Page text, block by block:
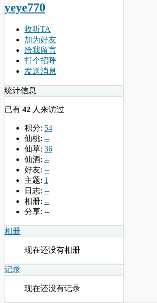
yeye770
收听TA
加为好友
给我留言
打个招呼
发送消息
统计信息
已有 42 人来访过
积分: 54
仙桃: --
仙草: 36
仙酒: --
好友: --
主题: 1
日志: --
相册: --
分享: --
相册
现在还没有相册
记录
现在还没有记录